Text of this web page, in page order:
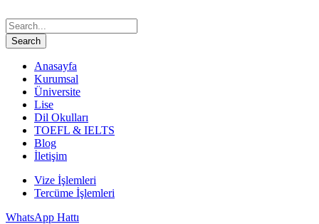
Anasayfa
Kurumsal
Üniversite
Lise
Dil Okulları
TOEFL & IELTS
Blog
İletişim
Vize İşlemleri
Tercüme İşlemleri
WhatsApp Hattı